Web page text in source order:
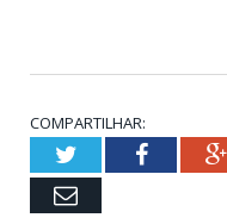
COMPARTILHAR:
TwitterFacebook
Email